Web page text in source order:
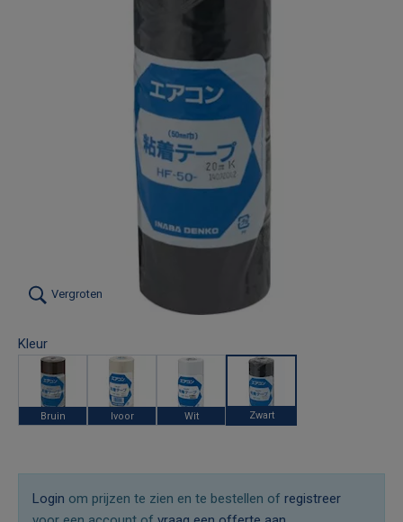
Vergroten
Kleur
Bruin Ivoor Wit Zwart
Login om prijzen te zien en te bestellen of registreer